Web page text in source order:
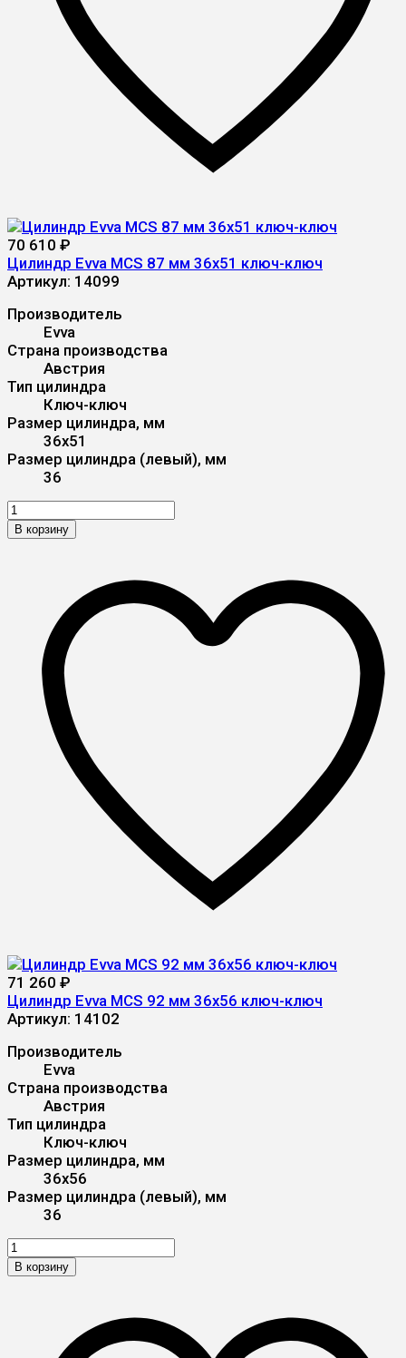
70 610 ₽
Цилиндр Evva MCS 87 мм 36x51 ключ-ключ
Артикул: 14099
Производитель
Evva
Страна производства
Австрия
Тип цилиндра
Ключ-ключ
Размер цилиндра, мм
36x51
Размер цилиндра (левый), мм
36
В корзину
71 260 ₽
Цилиндр Evva MCS 92 мм 36x56 ключ-ключ
Артикул: 14102
Производитель
Evva
Страна производства
Австрия
Тип цилиндра
Ключ-ключ
Размер цилиндра, мм
36x56
Размер цилиндра (левый), мм
36
В корзину